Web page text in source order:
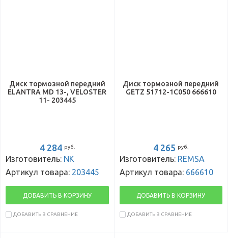
Диск тормозной передний
ELANTRA MD 13-, VELOSTER
11- 203445
4 284 руб.
Изготовитель: NK
Артикул товара: 203445
ДОБАВИТЬ В КОРЗИНУ
ДОБАВИТЬ В СРАВНЕНИЕ
Диск тормозной передний
GETZ 51712-1C050 666610
4 265 руб.
Изготовитель: REMSA
Артикул товара: 666610
ДОБАВИТЬ В КОРЗИНУ
ДОБАВИТЬ В СРАВНЕНИЕ